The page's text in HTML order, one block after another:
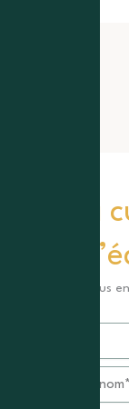
Prêt à
avec
Contactez-nous